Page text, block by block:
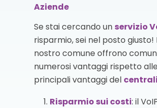
Aziende
Se stai cercando un servizio
risparmio, sei nel posto giusto!
nostro comune offrono
numerosi vantaggi rispetto
principali vantaggi del
Risparmio sui costi: il